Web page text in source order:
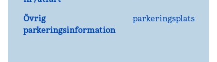
Övrig
parkeringsinformation
parkeringsplats